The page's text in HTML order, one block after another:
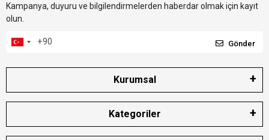
Kampanya, duyuru ve bilgilendirmelerden haberdar olmak için kayıt
olun.
Gönder
Kurumsal
Kategoriler